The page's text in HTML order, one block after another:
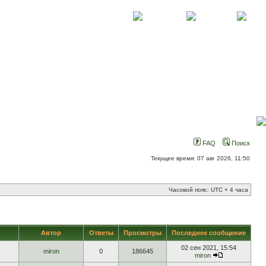
FAQ Поиск
Текущее время: 07 авг 2026, 11:50
Часовой пояс: UTC + 4 часа
Автор Ответы Просмотры Последнее сообщение
miron 0 186645
02 сен 2021, 15:54
miron